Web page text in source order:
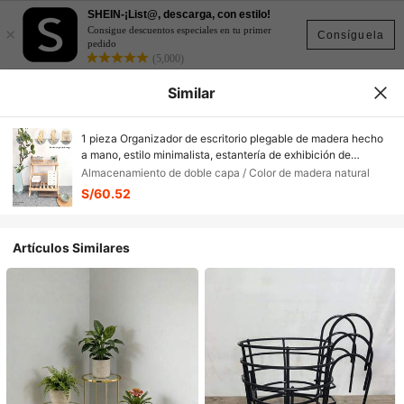
Consíguela
×
SHEIN-¡List@, descarga, con estilo!
Consigue descuentos especiales en tu primer
pedido
(5,000)
Similar
1 pieza Organizador de escritorio plegable de madera hecho
a mano, estilo minimalista, estantería de exhibición de
sobremesa en forma de trapecio, soporte de planta de doble
capa con barra transversal, adecuado para dormitorio,
tocador, balcón, estudio, dormitorio, cafetería, cocina - No se
Almacenamiento de doble capa / Color de madera natural
S/60.52
Artículos Similares